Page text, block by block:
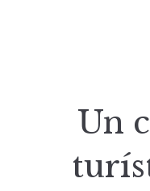
Un